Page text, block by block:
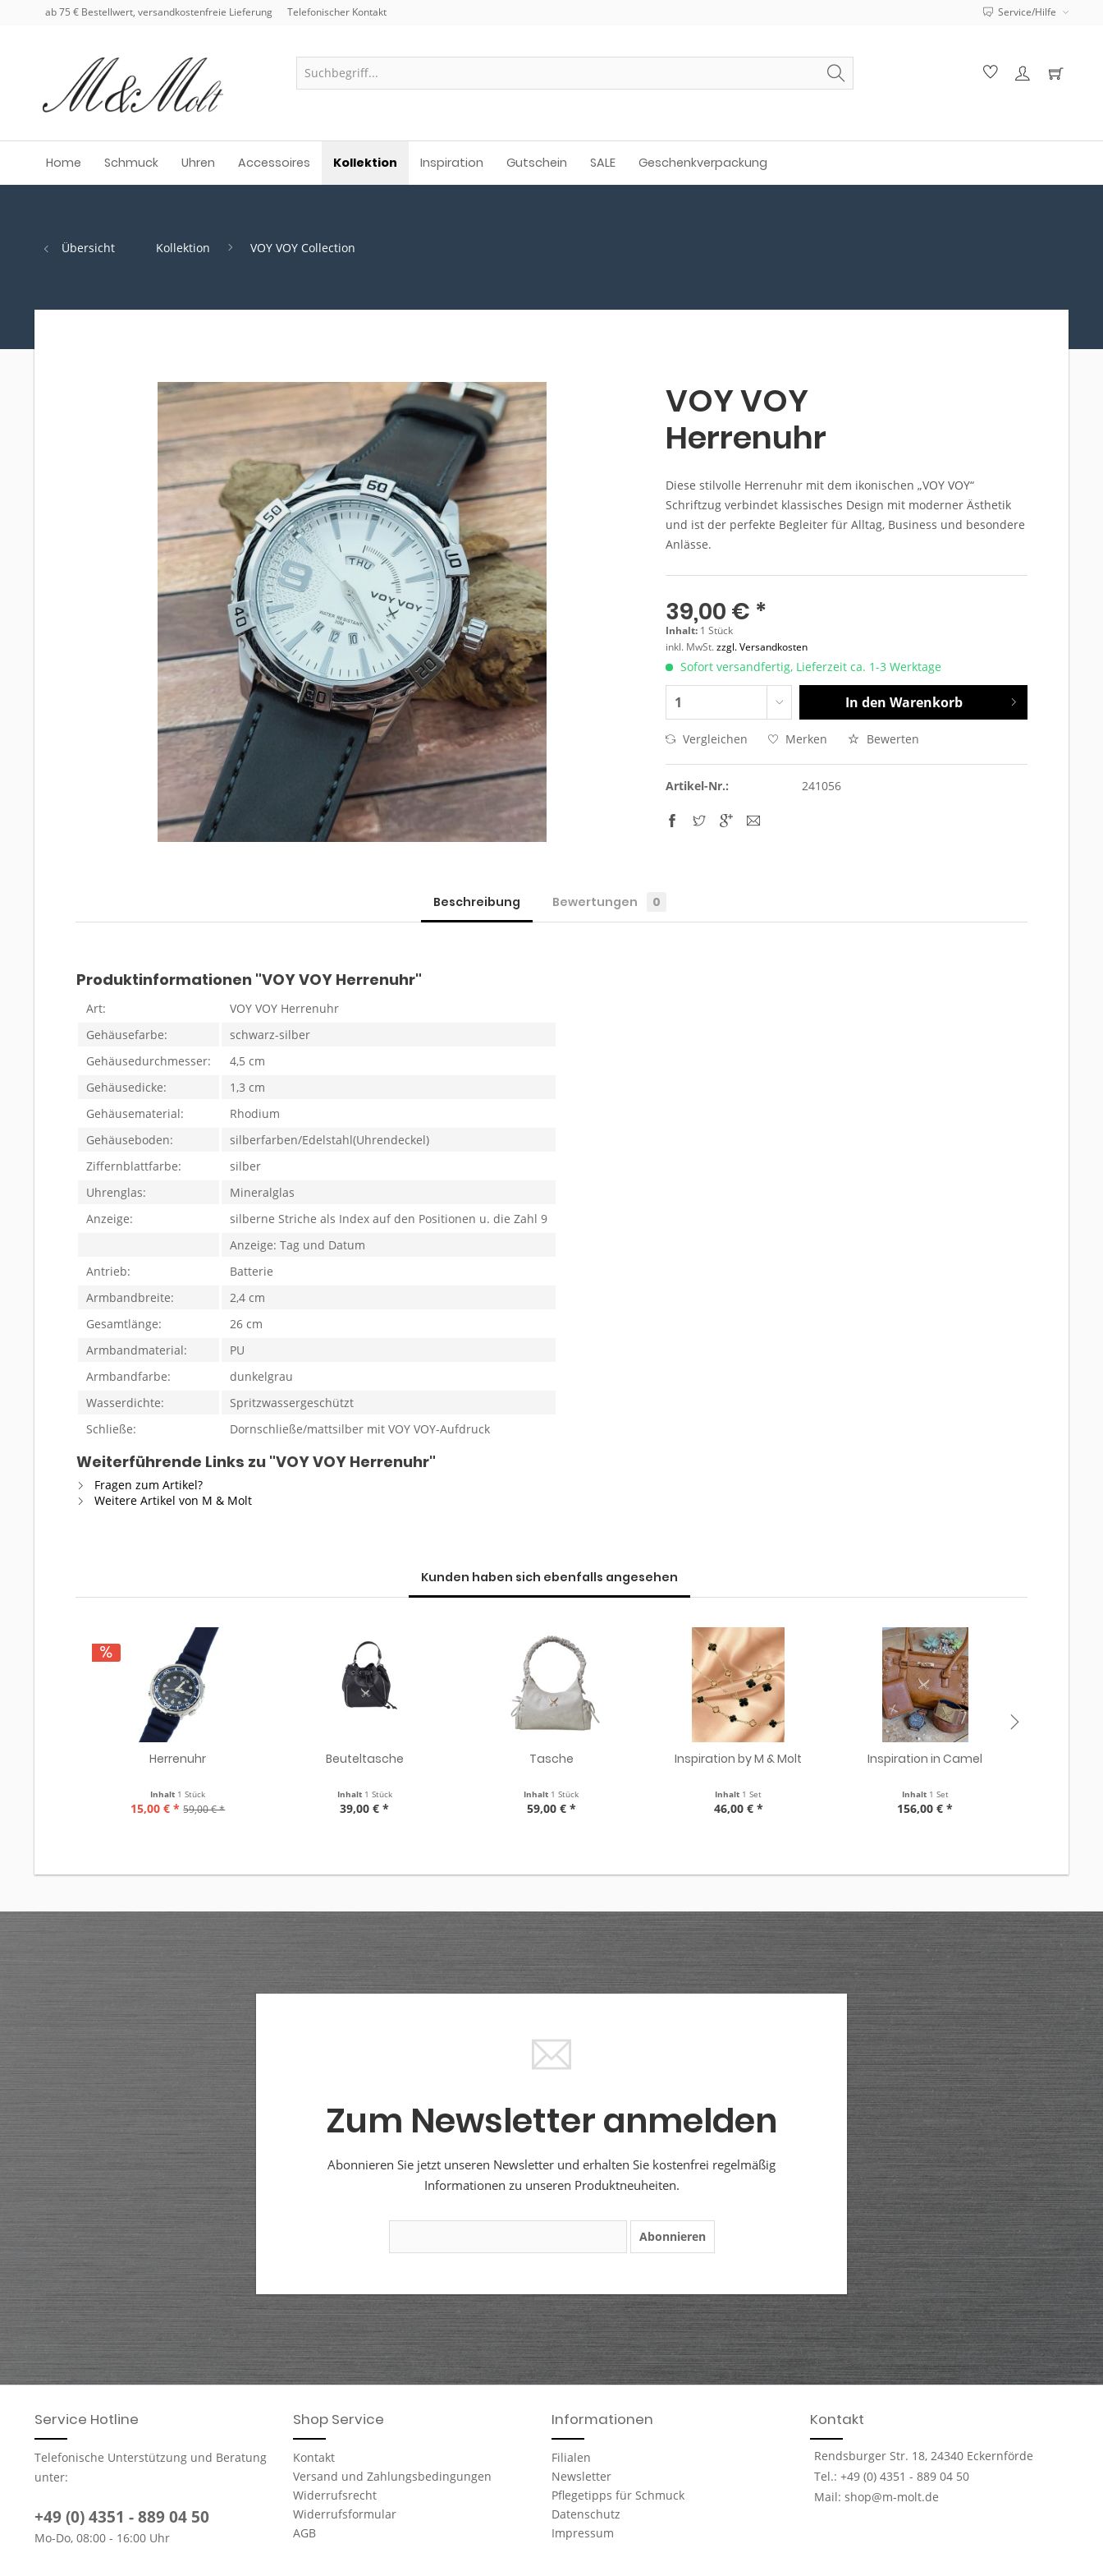
ab 75 € Bestellwert, versandkostenfreie Lieferung Telefonischer Kontakt Service/Hilfe
Home Schmuck Uhren Accessoires Kollektion Inspiration Gutschein SALE Geschenkverpackung
Übersicht Kollektion VOY VOY Collection
VOY VOY
Herrenuhr
Diese stilvolle Herrenuhr mit dem ikonischen „VOY VOY“
Schriftzug verbindet klassisches Design mit moderner Ästhetik
und ist der perfekte Begleiter für Alltag, Business und besondere
Anlässe.
39,00 € *
Inhalt: 1 Stück
inkl. MwSt.zzgl. Versandkosten
Sofort versandfertig, Lieferzeit ca. 1-3 Werktage
In den Warenkorb
Vergleichen Merken Bewerten
Artikel-Nr.: 241056
Beschreibung Bewertungen 0
Produktinformationen "VOY VOY Herrenuhr"
Art:
VOY VOY Herrenuhr
Gehäusefarbe:
schwarz-silber
Gehäusedurchmesser:
4,5 cm
Gehäusedicke:
1,3 cm
Gehäusematerial:
Rhodium
Gehäuseboden:
silberfarben/Edelstahl(Uhrendeckel)
Ziffernblattfarbe:
silber
Uhrenglas:
Mineralglas
Anzeige:
silberne Striche als Index auf den Positionen u. die Zahl 9
Anzeige: Tag und Datum
Antrieb:
Batterie
Armbandbreite:
2,4 cm
Gesamtlänge:
26 cm
Armbandmaterial:
PU
Armbandfarbe:
dunkelgrau
Wasserdichte:
Spritzwassergeschützt
Schließe:
Dornschließe/mattsilber mit VOY VOY-Aufdruck
Weiterführende Links zu "VOY VOY Herrenuhr"
Fragen zum Artikel?
Weitere Artikel von M & Molt
Kunden haben sich ebenfalls angesehen
Herrenuhr
Inhalt 1 Stück
15,00 € * 59,00 € *
Beuteltasche
Inhalt 1 Stück
39,00 € *
Tasche
Inhalt 1 Stück
59,00 € *
Inspiration by M & Molt
Inhalt 1 Set
46,00 € *
Inspiration in Camel
Inhalt 1 Set
156,00 € *
Zum Newsletter anmelden
Abonnieren Sie jetzt unseren Newsletter und erhalten Sie kostenfrei regelmäßig
Informationen zu unseren Produktneuheiten.
Abonnieren
Service Hotline
Telefonische Unterstützung und Beratung
unter:
+49 (0) 4351 - 889 04 50
Mo-Do, 08:00 - 16:00 Uhr
Shop Service
Kontakt
Versand und Zahlungsbedingungen
Widerrufsrecht
Widerrufsformular
AGB
Informationen
Filialen
Newsletter
Pflegetipps für Schmuck
Datenschutz
Impressum
Kontakt
Rendsburger Str. 18, 24340 Eckernförde
Tel.: +49 (0) 4351 - 889 04 50
Mail: shop@m-molt.de